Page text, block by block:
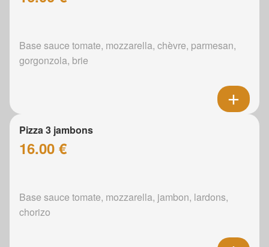
Base sauce tomate, mozzarella, chèvre, parmesan,
gorgonzola, brie
Pizza 3 jambons
16.00 €
Base sauce tomate, mozzarella, jambon, lardons,
chorizo